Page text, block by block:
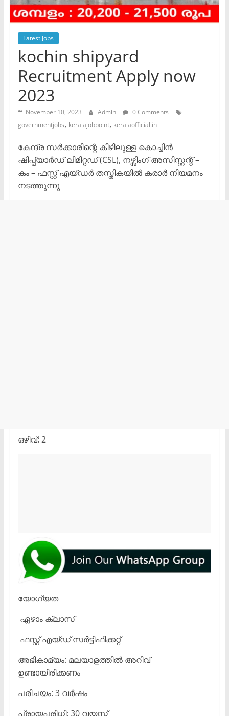
Latest Jobs
kochin shipyard
Recruitment Apply now
2023
November 10, 2023 Admin
0 Comments
governmentjobs, keralajobpoint, keralaofficial.in
കേന്ദ്ര സർക്കാരിന്റെ കീഴിലുള്ള കൊച്ചിൻ
ഷിപ്പ്യാർഡ് ലിമിറ്റഡ് (CSL), നഴ്സിംഗ് അസിസ്റ്റന്റ് –
കം – ഫസ്റ്റ് എയ്ഡർ തസ്തികയിൽ കരാർ നിയമനം
നടത്തുന്നു
ഒഴിവ്: 2
യോഗ്യത
ഏഴാം ക്ലാസ്
ഫസ്റ്റ് എയ്ഡ് സർട്ടിഫിക്കറ്റ്
അഭികാമ്യം: മലയാളത്തിൽ അറിവ്
ഉണ്ടായിരിക്കണം
പരിചയം: 3 വർഷം
പ്രായപരിധി: 30 വയസ്സ്